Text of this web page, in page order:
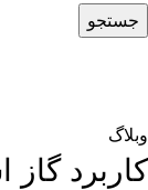
جستجو
وبلاگ
کاربرد گاز